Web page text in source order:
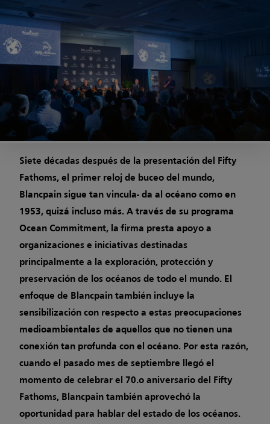
Siete décadas después de la presentación del Fifty
Fathoms, el primer reloj de buceo del mundo,
Blancpain sigue tan vincula- da al océano como en
1953, quizá incluso más. A través de su programa
Ocean Commitment, la firma presta apoyo a
organizaciones e iniciativas destinadas
principalmente a la exploración, protección y
preservación de los océanos de todo el mundo. El
enfoque de Blancpain también incluye la
sensibilización con respecto a estas preocupaciones
medioambientales de aquellos que no tienen una
conexión tan profunda con el océano. Por esta razón,
cuando el pasado mes de septiembre llegó el
momento de celebrar el 70.o aniversario del Fifty
Fathoms, Blancpain también aprovechó la
oportunidad para hablar del estado de los océanos.